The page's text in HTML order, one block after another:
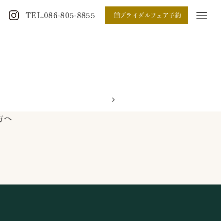
TEL.086-805-8855 ブライダルフェア予約
へ